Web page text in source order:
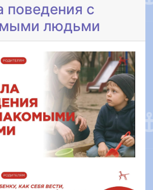
поведения с
людьми